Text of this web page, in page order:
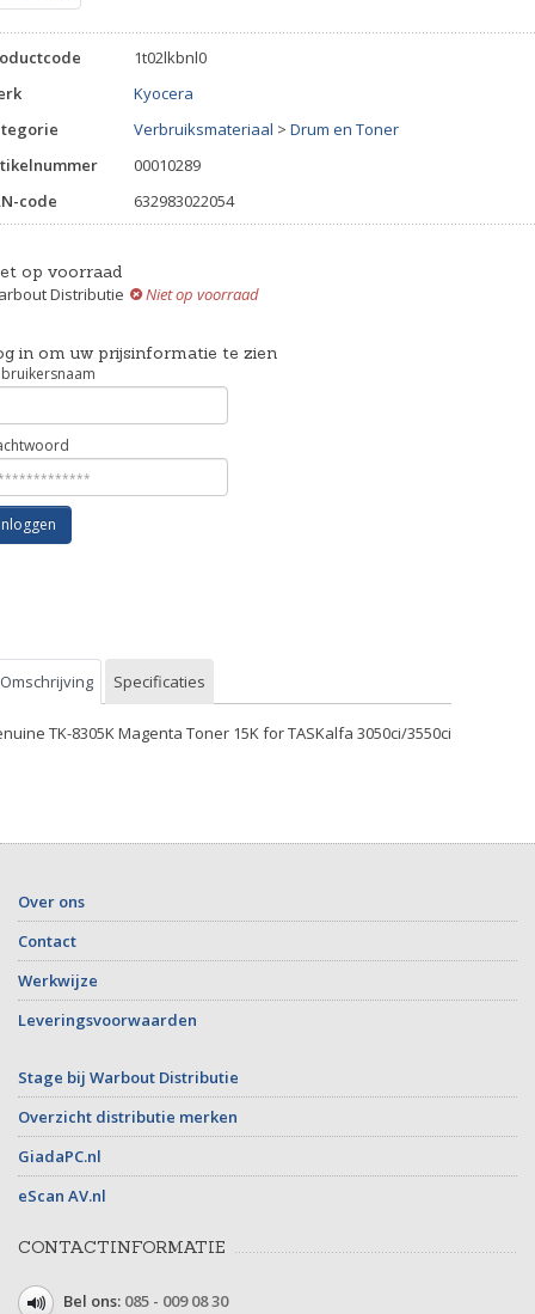
1t02lkbnl0
Kyocera
Verbruiksmateriaal > Drum en Toner
00010289
code
632983022054
op voorraad
Distributie
Niet op voorraad
in om uw prijsinformatie te zien
Omschrijving Specificaties
TK-8305K Magenta Toner 15K for TASKalfa 3050ci/3550ci
Over ons
Contact
Werkwijze
Leveringsvoorwaarden
Stage bij Warbout Distributie
Overzicht distributie merken
GiadaPC.nl
eScan AV.nl
CONTACTINFORMATIE
Bel ons: 085 - 009 08 30